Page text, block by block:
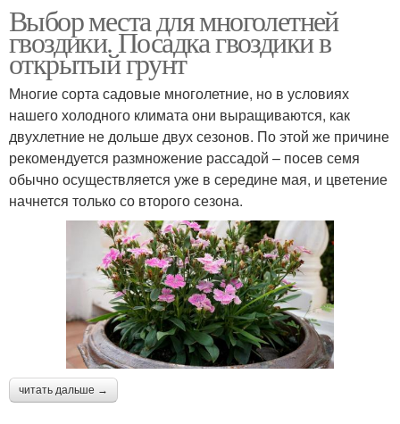
Выбор места для многолетней
гвоздики. Посадка гвоздики в
открытый грунт
Многие сорта садовые многолетние, но в условиях
нашего холодного климата они выращиваются, как
двухлетние не дольше двух сезонов. По этой же причине
рекомендуется размножение рассадой – посев семя
обычно осуществляется уже в середине мая, и цветение
начнется только со второго сезона.
читать дальше →